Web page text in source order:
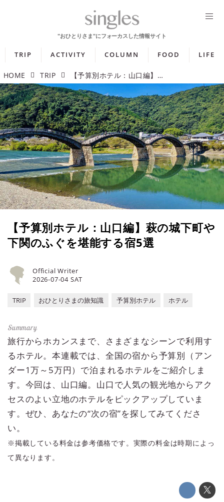
TRIP ACTIVITY COLUMN FOOD LIFE
HOME TRIP 【予算別ホテル：山口編】萩の城下町や下関のふぐを堪能する宿5選
【予算別ホテル：山口編】萩の城下町や
下関のふぐを堪能する宿5選
2026-07-04 SAT
Official Writer
TRIP おひとりさまの旅知識 予算別ホテル ホテル
旅行からホカンスまで、さまざまなシーンで利用す
るホテル。本連載では、全国の宿から予算別（アン
ダー1万～5万円）で泊まれるホテルをご紹介しま
す。今回は、山口編。山口で人気の観光地からアク
セスのよい立地のホテルをピックアップしていま
す。ぜひ、あなたの“次の宿”を探してみてくださ
い。
※掲載している料金は参考価格です。実際の料金は時期によっ
て異なります。